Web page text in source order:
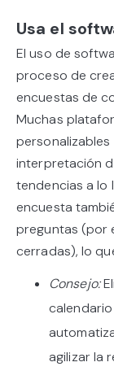
Usa el
El uso de
proceso de
encuestas de
Muchas
interpretación
tendencias a lo
encuesta
preguntas (por
cerradas), lo
Consejo:
agilizar la